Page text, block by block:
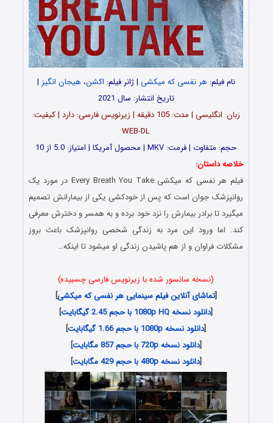
نام فیلم: هر نفسی که میکشی | ژانر فیلم: اکشن، هیجان انگیز |
تاریخ انتشار: سال 2021
زبان: انگلیسی | مدت: 105 دقیقه | زیرنویس فارسی: دارد | کیفیت:
WEB-DL
حجم: متفاوت | فرمت: MKV | محصول آمریکا | امتیاز: 5.0 از 10
خلاصه داستان:
فیلم هر نفسی که میکشی Every Breath You Take در مورد یک
روانپزشک جوان است که پس از خودکشی یکی از بیمارانش تصمیم
میگیرد تا برادر بیمارش را نزد خود برده و به همسر و دخترش معرفی
کند. اما ورود این مرد به زندگی شخصی روانپزشک باعث بروز
مشکلات فراوان و از هم پاشیدن زندگی او میشود تا اینکه…
(نسخه سانسور شده با زیرنویس فارسی چسبیده)
[تماشای آنلاین فیلم سینمایی هر نفسی که میکشی]
[دانلود نسخه 1080p HQ با حجم 2.45 گیگابایت
]
[دانلود نسخه 1080p با حجم 1.66 گیگابایت
]
[دانلود نسخه 720p با حجم 857 مگابایت
]
[دانلود نسخه 480p با حجم 429 مگابایت ]